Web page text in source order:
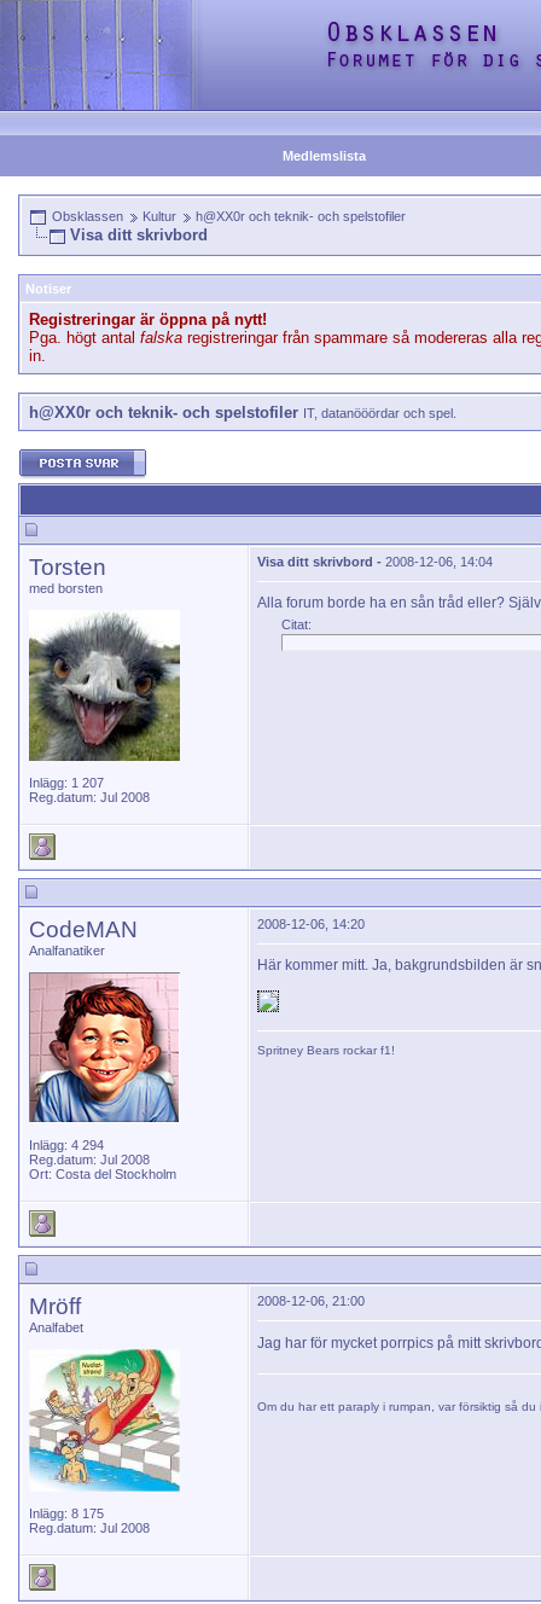
Medlemslista
Obsklassen Kultur h@XX0r och teknik- och spelstofiler
Visa ditt skrivbord
Notiser
Registreringar är öppna på nytt!
Pga. högt antal falska registreringar från spammare så modereras alla
in.
h@XX0r och teknik- och spelstofiler IT, datanööördar och spel.
Torsten
med borsten
Inlägg: 1 207
Reg.datum: Jul 2008
Visa ditt skrivbord - 2008-12-06, 14:04
Alla forum borde ha en sån tråd eller?
Citat:
CodeMAN
Analfanatiker
Inlägg: 4 294
Reg.datum: Jul 2008
Ort: Costa del Stockholm
2008-12-06, 14:20
Här kommer mitt. Ja, bakgrundsbilden är
Spritney Bears rockar f1!
Mröff
Analfabet
Inlägg: 8 175
Reg.datum: Jul 2008
2008-12-06, 21:00
Jag har för mycket porrpics på mitt
Om du har ett paraply i rumpan, var försiktig så